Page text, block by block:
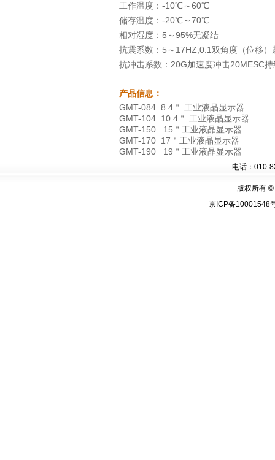
工作温度：-10℃～60℃
储存温度：-20℃～70℃
相对湿度：5～95%无凝结
抗震系数：5～17HZ,0.1双角度（位移
抗冲击系数：20G加速度冲击20MESC
产品信息：
GMT-084 8.4＂ 工业液晶显示器
GMT-104 10.4＂ 工业液晶显示器
GMT-150 15＂工业液晶显示器
GMT-170 17＂工业液晶显示器
GMT-190 19＂工业液晶显示器
电话：010-
版权所有
京ICP备10001548